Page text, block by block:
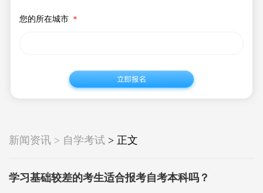
您的所在城市 ＊
新闻资讯 > 自学考试 > 正文
学习基础较差的考生适合报考自考本科吗？